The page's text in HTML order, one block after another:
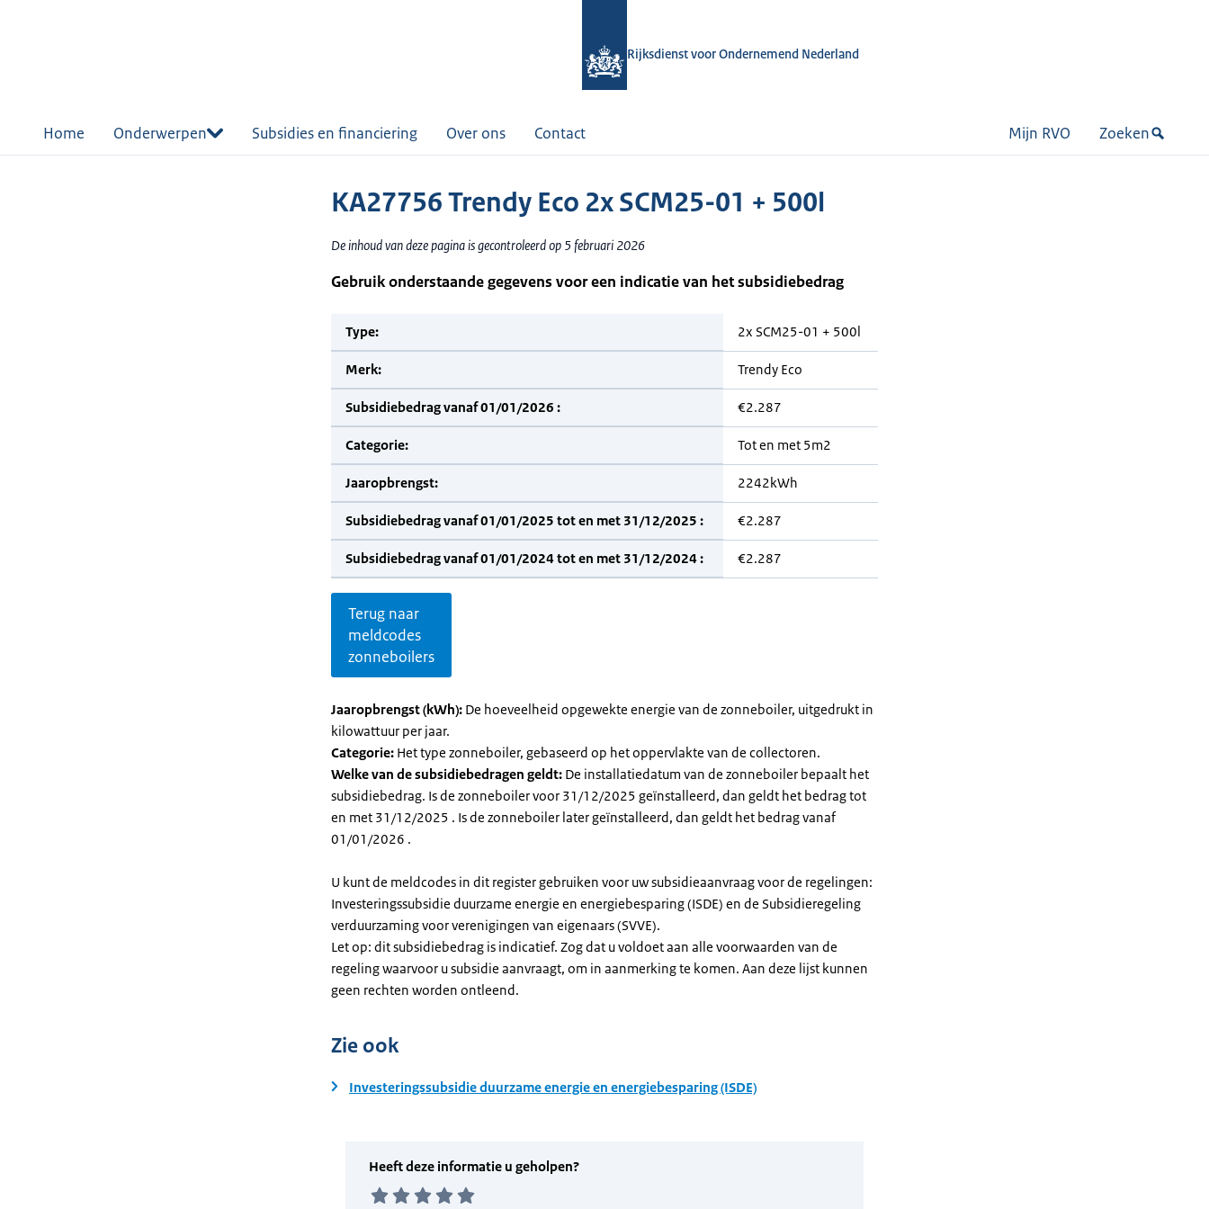
Rijksdienst voor Ondernemend Nederland
Home Onderwerpen Subsidies en financiering Over ons Contact Mijn RVO Zoeken
KA27756 Trendy Eco 2x SCM25-01 + 500l
De inhoud van deze pagina is gecontroleerd op 5 februari 2026
Gebruik onderstaande gegevens voor een indicatie van het subsidiebedrag
Type: 2x SCM25-01 + 500l
Merk: Trendy Eco
Subsidiebedrag vanaf 01/01/2026 : €2.287
Categorie: Tot en met 5m2
Jaaropbrengst: 2242kWh
Subsidiebedrag vanaf 01/01/2025 tot en met 31/12/2025 : €2.287
Subsidiebedrag vanaf 01/01/2024 tot en met 31/12/2024 : €2.287
Terug naar
meldcodes
zonneboilers
Jaaropbrengst (kWh): De hoeveelheid opgewekte energie van de zonneboiler, uitgedrukt in
kilowattuur per jaar.
Categorie: Het type zonneboiler, gebaseerd op het oppervlakte van de collectoren.
Welke van de subsidiebedragen geldt: De installatiedatum van de zonneboiler bepaalt het
subsidiebedrag. Is de zonneboiler voor 31/12/2025 geïnstalleerd, dan geldt het bedrag tot
en met 31/12/2025 . Is de zonneboiler later geïnstalleerd, dan geldt het bedrag vanaf
01/01/2026 .
U kunt de meldcodes in dit register gebruiken voor uw subsidieaanvraag voor de regelingen:
Investeringssubsidie duurzame energie en energiebesparing (ISDE) en de Subsidieregeling
verduurzaming voor verenigingen van eigenaars (SVVE).
Let op: dit subsidiebedrag is indicatief. Zog dat u voldoet aan alle voorwaarden van de
regeling waarvoor u subsidie aanvraagt, om in aanmerking te komen. Aan deze lijst kunnen
geen rechten worden ontleend.
Zie ook
Investeringssubsidie duurzame energie en energiebesparing (ISDE)